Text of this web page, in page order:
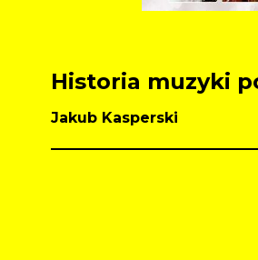
Historia muzyki
Jakub Kasperski